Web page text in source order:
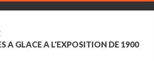
A GLACE A L'EXPOSITION DE 1900